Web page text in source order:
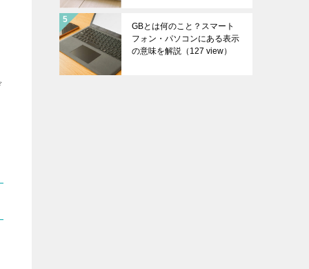
GBとは何のこと？スマート
フォン・パソコンにある表示
の意味を解説 （127 view）